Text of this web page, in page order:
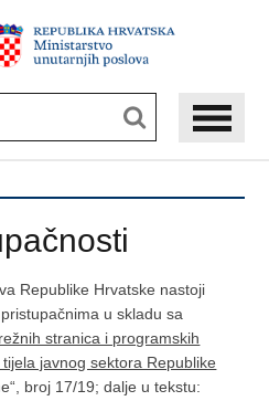
Republike Hrvatske nastoji
u skladu sa
stranica i programskih
javnog sektora Republike
broj 17/19; dalje u tekstu: